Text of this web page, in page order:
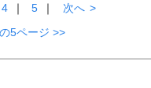
4 ｜ 5 ｜ 次へ >
5ページ >>